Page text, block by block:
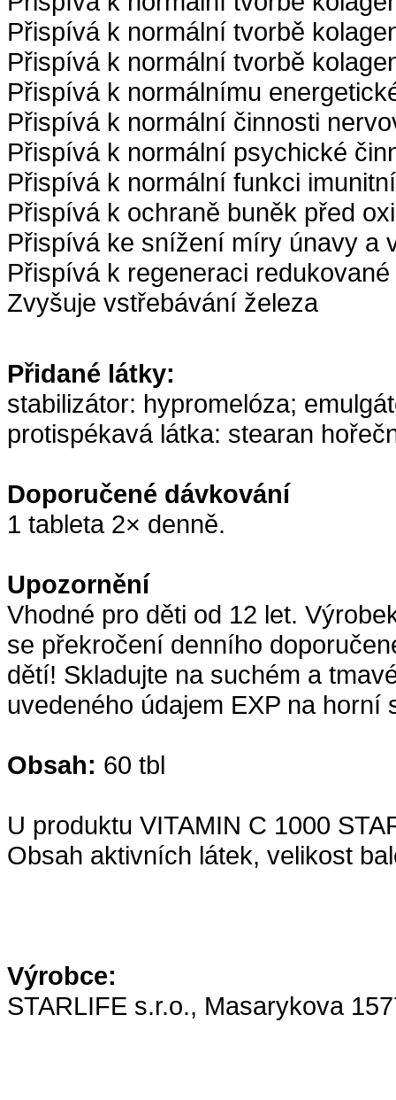
Přispívá k normální tvorbě
Přispívá k normální tvorbě
Přispívá k normálnímu
Přispívá k normální činnosti
Přispívá k normální psychické
Přispívá k normální funkci
Přispívá k ochraně buněk před
Přispívá ke snížení míry únavy a
Přispívá k regeneraci
Zvyšuje vstřebávání železa
Přidané látky:
stabilizátor: hypromelóza;
protispékavá látka: stearan
Doporučené dávkování
1 tableta 2× denně.
Upozornění
Vhodné pro děti od 12 let.
se překročení denního
dětí! Skladujte na suchém a
uvedeného údajem EXP na horní
Obsah: 60 tbl
U produktu VITAMIN C 1000
Obsah aktivních látek, velikost
Výrobce:
STARLIFE s.r.o., Masarykova